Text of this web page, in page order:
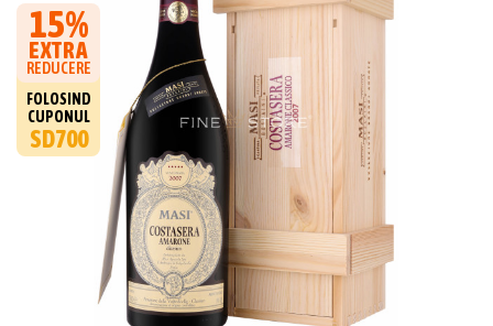
15%
EXTRA
REDUCERE
FOLOSIND
CUPONUL
SD700